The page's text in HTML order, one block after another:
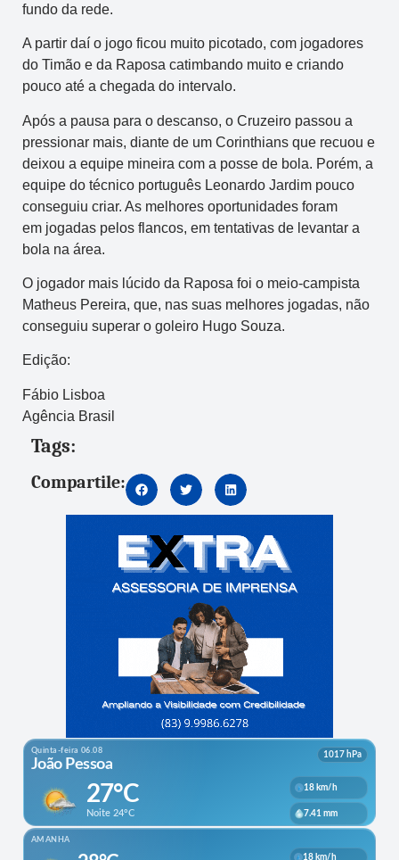
fundo da rede.
A partir daí o jogo ficou muito picotado, com jogadores
do Timão e da Raposa catimbando muito e criando
pouco até a chegada do intervalo.
Após a pausa para o descanso, o Cruzeiro passou a
pressionar mais, diante de um Corinthians que recuou e
deixou a equipe mineira com a posse de bola. Porém, a
equipe do técnico português Leonardo Jardim pouco
conseguiu criar. As melhores oportunidades foram
em jogadas pelos flancos, em tentativas de levantar a
bola na área.
O jogador mais lúcido da Raposa foi o meio-campista
Matheus Pereira, que, nas suas melhores jogadas, não
conseguiu superar o goleiro Hugo Souza.
Edição:
Fábio Lisboa
Agência Brasil
Tags:
Compartile: